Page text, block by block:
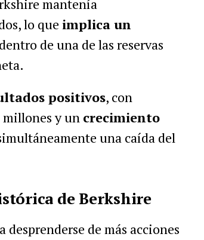
mantenía
lo que implica un
dentro de una de las reservas
positivos, con
millones y un crecimiento
una caída del
de Berkshire
desprenderse de más acciones